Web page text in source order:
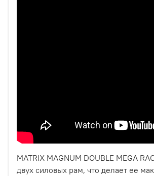
MATRIX MAGNUM DOUBLE MEGA
двух силовых рам, что делает ее